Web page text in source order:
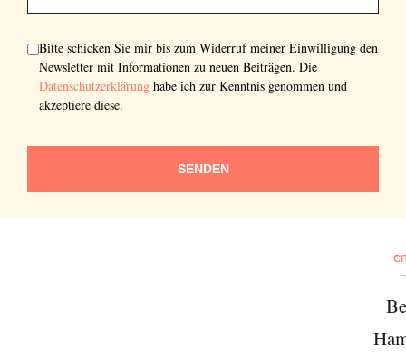
Bitte schicken Sie mir bis zum Widerruf meiner Einwilligung den
Newsletter mit Informationen zu neuen Beiträgen. Die
Datenschutzerklärung habe ich zur Kenntnis genommen und
akzeptiere diese.
SENDEN